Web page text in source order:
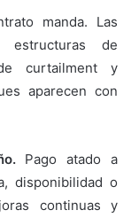
manda. Las
estructuras de
curtailment y
aparecen con
Pago atado a
disponibilidad o
continuas y